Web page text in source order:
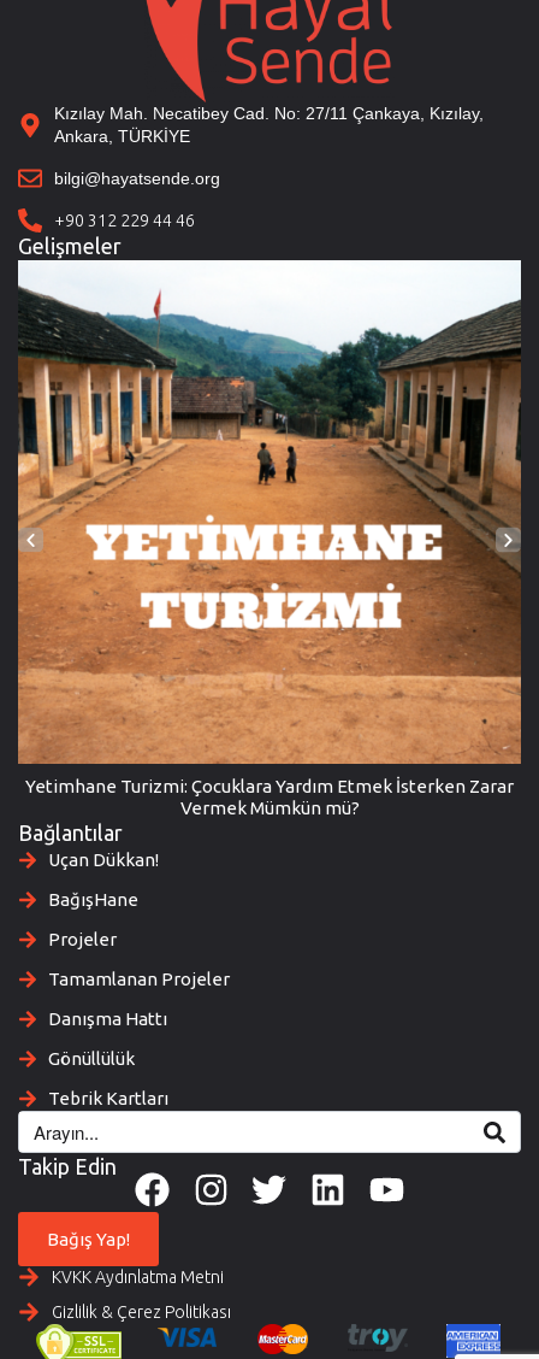
Kızılay Mah. Necatibey Cad. No: 27/11 Çankaya, Kızılay,
Ankara, TÜRKİYE
bilgi@hayatsende.org
+90 312 229 44 46
Gelişmeler
Yetimhane Turizmi: Çocuklara Yardım Etmek İsterken Zarar
Vermek Mümkün mü?
Bağlantılar
Uçan Dükkan!
BağışHane
Projeler
Tamamlanan Projeler
Danışma Hattı
Gönüllülük
Tebrik Kartları
Takip Edin
Bağış Yap!
KVKK Aydınlatma Metni
Gizlilik & Çerez Politikası